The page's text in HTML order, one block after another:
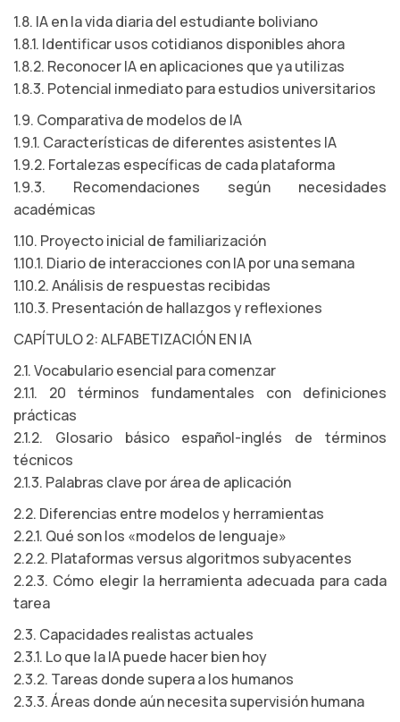
1.8. IA en la vida diaria del estudiante boliviano
1.8.1. Identificar usos cotidianos disponibles ahora
1.8.2. Reconocer IA en aplicaciones que ya utilizas
1.8.3. Potencial inmediato para estudios universitarios
1.9. Comparativa de modelos de IA
1.9.1. Características de diferentes asistentes IA
1.9.2. Fortalezas específicas de cada plataforma
1.9.3. Recomendaciones según necesidades
académicas
1.10. Proyecto inicial de familiarización
1.10.1. Diario de interacciones con IA por una semana
1.10.2. Análisis de respuestas recibidas
1.10.3. Presentación de hallazgos y reflexiones
CAPÍTULO 2: ALFABETIZACIÓN EN IA
2.1. Vocabulario esencial para comenzar
2.1.1. 20 términos fundamentales con definiciones
prácticas
2.1.2. Glosario básico español-inglés de términos
técnicos
2.1.3. Palabras clave por área de aplicación
2.2. Diferencias entre modelos y herramientas
2.2.1. Qué son los «modelos de lenguaje»
2.2.2. Plataformas versus algoritmos subyacentes
2.2.3. Cómo elegir la herramienta adecuada para cada
tarea
2.3. Capacidades realistas actuales
2.3.1. Lo que la IA puede hacer bien hoy
2.3.2. Tareas donde supera a los humanos
2.3.3. Áreas donde aún necesita supervisión humana